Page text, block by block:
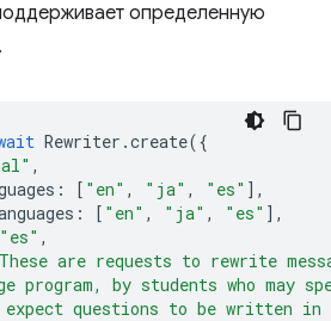
определенную
Rewriter .create({
,
: [ "en" , "ja" , "es" ],
: [ "en" , "ja" , "es" ],
"es" ,
are requests to rewrite
program, by students who may
questions to be written in